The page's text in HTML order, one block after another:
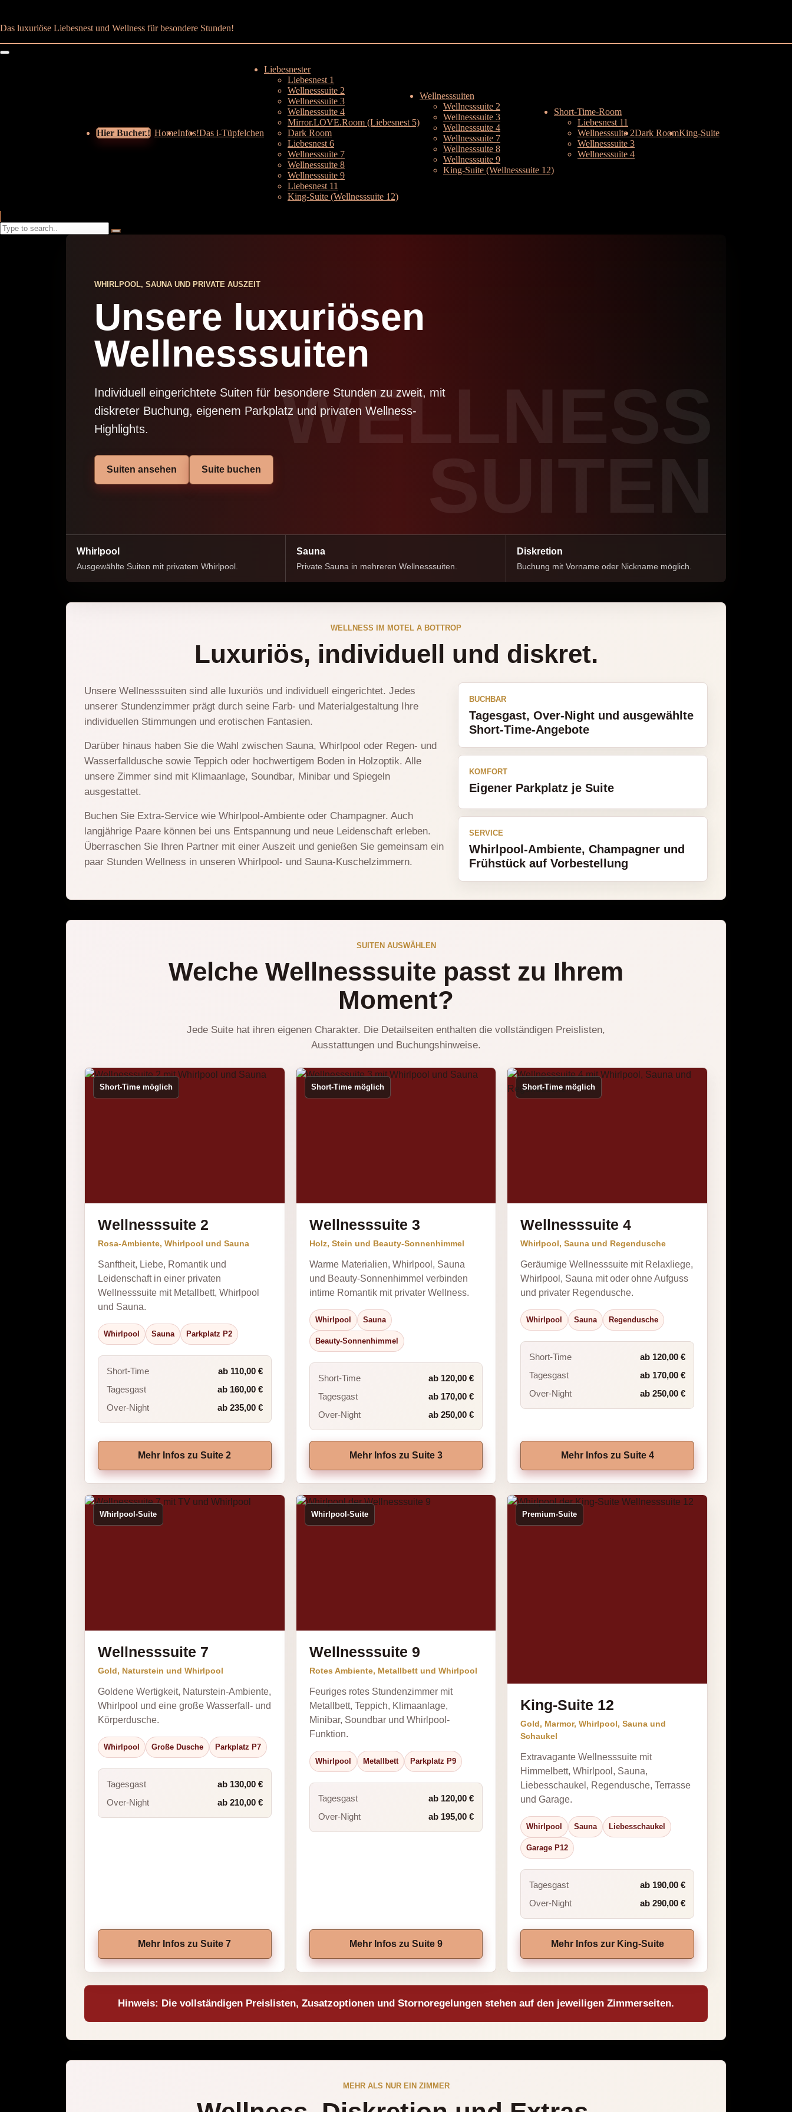
Das luxuriöse Liebesnest und Wellness für besondere Stunden!
HomeInfos!Das i-Tüpfelchen
Liebesnester
Liebesnest 1
Wellnesssuite 2
Wellnesssuite 3
Wellnesssuite 4
Mirror.LOVE.Room (Liebesnest 5)
Dark Room
Liebesnest 6
Wellnesssuite 7
Wellnesssuite 8
Wellnesssuite 9
Liebesnest 11
King-Suite (Wellnesssuite 12)
Wellnesssuiten
Wellnesssuite 2
Wellnesssuite 3
Wellnesssuite 4
Wellnesssuite 7
Wellnesssuite 8
Wellnesssuite 9
King-Suite (Wellnesssuite 12)
Short-Time-Room
Liebesnest 11
Wellnesssuite 2
Wellnesssuite 3
Wellnesssuite 4
Dark RoomKing-Suite
Hier Buchen!
Search
WELLNESS
WHIRLPOOL, SAUNA UND PRIVATE AUSZEIT
Unsere luxuriösen
Wellnesssuiten
Individuell eingerichtete Suiten für besondere Stunden zu zweit, mit
diskreter Buchung, eigenem Parkplatz und privaten Wellness-
Highlights.
Suiten ansehen Suite buchen
Whirlpool
Ausgewählte Suiten mit privatem Whirlpool.
Sauna
Private Sauna in mehreren Wellnesssuiten.
Diskretion
Buchung mit Vorname oder Nickname möglich.
WELLNESS IM MOTEL A BOTTROP
Luxuriös, individuell und diskret.
Unsere Wellnesssuiten sind alle luxuriös und individuell eingerichtet. Jedes
unserer Stundenzimmer prägt durch seine Farb- und Materialgestaltung Ihre
individuellen Stimmungen und erotischen Fantasien.
Darüber hinaus haben Sie die Wahl zwischen Sauna, Whirlpool oder Regen- und
Wasserfalldusche sowie Teppich oder hochwertigem Boden in Holzoptik. Alle
unsere Zimmer sind mit Klimaanlage, Soundbar, Minibar und Spiegeln
ausgestattet.
Buchen Sie Extra-Service wie Whirlpool-Ambiente oder Champagner. Auch
langjährige Paare können bei uns Entspannung und neue Leidenschaft erleben.
Überraschen Sie Ihren Partner mit einer Auszeit und genießen Sie gemeinsam ein
paar Stunden Wellness in unseren Whirlpool- und Sauna-Kuschelzimmern.
BUCHBAR
Tagesgast, Over-Night und ausgewählte
Short-Time-Angebote
KOMFORT
Eigener Parkplatz je Suite
SERVICE
Whirlpool-Ambiente, Champagner und
Frühstück auf Vorbestellung
SUITEN AUSWÄHLEN
Welche Wellnesssuite passt zu Ihrem
Moment?
Jede Suite hat ihren eigenen Charakter. Die Detailseiten enthalten die vollständigen Preislisten,
Ausstattungen und Buchungshinweise.
Short-Time möglich
Wellnesssuite 2
Rosa-Ambiente, Whirlpool und Sauna
Sanftheit, Liebe, Romantik und
Leidenschaft in einer privaten
Wellnesssuite mit Metallbett, Whirlpool
und Sauna.
Whirlpool Sauna Parkplatz P2
Short-Time
ab 110,00 €
Tagesgast
ab 160,00 €
Over-Night
ab 235,00 €
Mehr Infos zu Suite 2
Short-Time möglich
Wellnesssuite 3
Holz, Stein und Beauty-Sonnenhimmel
Warme Materialien, Whirlpool, Sauna
und Beauty-Sonnenhimmel verbinden
intime Romantik mit privater Wellness.
Whirlpool Sauna
Beauty-Sonnenhimmel
Short-Time
ab 120,00 €
Tagesgast
ab 170,00 €
Over-Night
ab 250,00 €
Mehr Infos zu Suite 3
Short-Time möglich
Wellnesssuite 4
Whirlpool, Sauna und Regendusche
Geräumige Wellnesssuite mit Relaxliege,
Whirlpool, Sauna mit oder ohne Aufguss
und privater Regendusche.
Whirlpool Sauna Regendusche
Short-Time
ab 120,00 €
Tagesgast
ab 170,00 €
Over-Night
ab 250,00 €
Mehr Infos zu Suite 4
Whirlpool-Suite
Wellnesssuite 7
Gold, Naturstein und Whirlpool
Goldene Wertigkeit, Naturstein-Ambiente,
Whirlpool und eine große Wasserfall- und
Körperdusche.
Whirlpool Große Dusche Parkplatz P7
Tagesgast
ab 130,00 €
Over-Night
ab 210,00 €
Mehr Infos zu Suite 7
Whirlpool-Suite
Wellnesssuite 9
Rotes Ambiente, Metallbett und Whirlpool
Feuriges rotes Stundenzimmer mit
Metallbett, Teppich, Klimaanlage,
Minibar, Soundbar und Whirlpool-
Funktion.
Whirlpool Metallbett Parkplatz P9
Tagesgast
ab 120,00 €
Over-Night
ab 195,00 €
Mehr Infos zu Suite 9
Premium-Suite
King-Suite 12
Gold, Marmor, Whirlpool, Sauna und
Schaukel
Extravagante Wellnesssuite mit
Himmelbett, Whirlpool, Sauna,
Liebesschaukel, Regendusche, Terrasse
und Garage.
Whirlpool Sauna Liebesschaukel
Garage P12
Tagesgast
ab 190,00 €
Over-Night
ab 290,00 €
Mehr Infos zur King-Suite
Hinweis: Die vollständigen Preislisten, Zusatzoptionen und Stornoregelungen stehen auf den jeweiligen Zimmerseiten.
MEHR ALS NUR EIN ZIMMER